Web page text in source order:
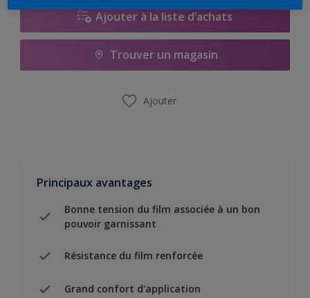
Ajouter à la liste d’achats
Trouver un magasin
Ajouter
Principaux avantages
Bonne tension du film associée à un bon
pouvoir garnissant
Résistance du film renforcée
Grand confort d'application